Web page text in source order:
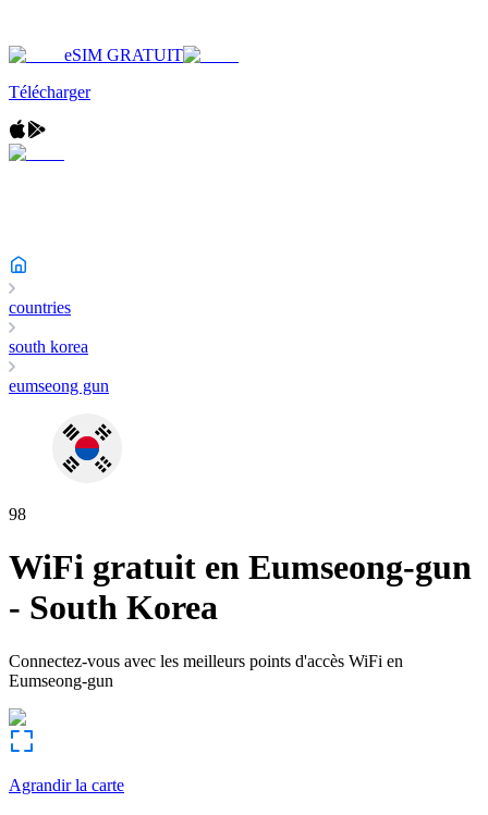
eSIM GRATUIT
Télécharger
countries
south korea
eumseong gun
98
WiFi gratuit en Eumseong-gun
- South Korea
Connectez-vous avec les meilleurs points d'accès WiFi en
Eumseong-gun
Agrandir la carte